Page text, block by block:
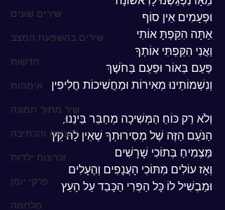
שירים שונים
שירים בהשפעת המצב
חדשות
אימהות
שיר מתוך תמונה
היצירה והכתיבה
זכרונות ילדות
פרקי יומן
מלחמה
וּפְעָמִים אֵין סוֹף
אַתָּה הִקַּפְתָּ אוֹתִי
וַאֲנִי הִקַּפְתִּי אוֹתְךָ
פַּעַם בְּאוֹר וּפַעַם בַּחֹשֶׁךְ
וְנִשְׁמוֹתֵינוּ מְאִירוֹת וּמַחֲשִׁיכוֹת חֲלִיפִין
וְלֹא רַק כּוֹחַ הַמְּשִׁיכָה מְחַבֵּר בֵּינֵנוּ,
הַנֹּעַם הַזֶּה שֶׁל מְסִירוּתְךָ שֶׁאֵין לָהּ קֵץ
מַּצְמִיחַ בְּתוֹכִי שָׁרָשִׁים
וְאָז עוֹלִים מִתּוֹכִי הָעֲנָפִים וְהֶעָלִים
וּמַבְשִׁיל לוֹ כָּל הַפְּרִי הַכָּבֵד עַל הָעֵץ